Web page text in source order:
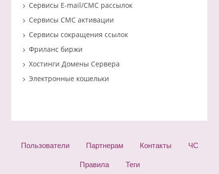
Сервисы E-mail/СМС рассылок
Сервисы СМС активации
Сервисы сокращения ссылок
Фриланс биржи
Хостинги Домены Сервера
Электронные кошельки
Пользователи Партнерам Контакты ЧС
Правила Теги